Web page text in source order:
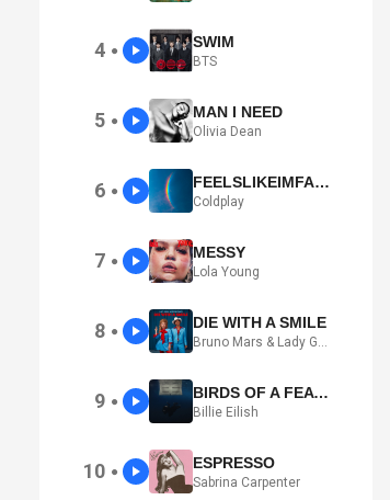
4 ● SWIM
BTS
5 ● MAN I NEED
Olivia Dean
6 ● FEELSLIKEIMFALLINGINLOVE
Coldplay
7 ● MESSY
Lola Young
8 ● DIE WITH A SMILE
Bruno Mars & Lady Gaga
9 ● BIRDS OF A FEATHER
Billie Eilish
10 ● ESPRESSO
Sabrina Carpenter